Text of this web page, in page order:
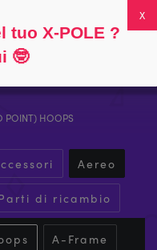
POINT) HOOPS
Aereo
di ricambio
A-Frame
tuo X-POLE ?
🤓